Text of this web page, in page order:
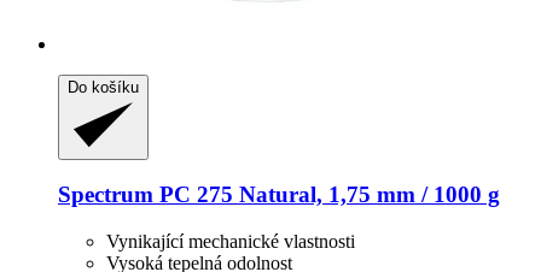
Do košíku
Spectrum PC 275 Natural, 1,75 mm / 1000 g
Vynikající mechanické vlastnosti
Vysoká tepelná odolnost